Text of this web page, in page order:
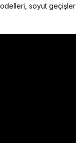
soyut